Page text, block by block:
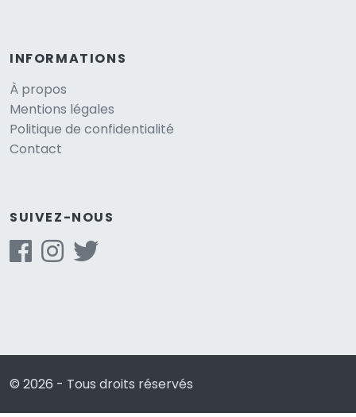
INFORMATIONS
À propos
Mentions légales
Politique de confidentialité
Contact
SUIVEZ-NOUS
© 2026 - Tous droits réservés